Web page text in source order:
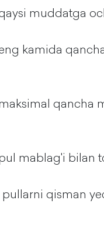
muddatga
kamida
qancha
mablag'i bilan
qisman